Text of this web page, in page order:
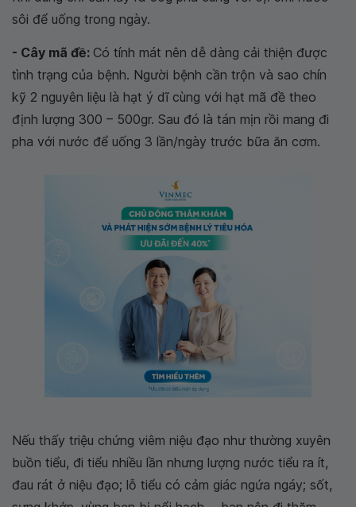
sôi để uống trong ngày.
- Cây mã đề: Có tính mát nên dễ dàng cải thiện được
tình trạng của bệnh. Người bệnh cần trộn và sao chín
kỹ 2 nguyên liệu là hạt ý dĩ cùng với hạt mã đề theo
định lượng 300 – 500gr. Sau đó là tán mịn rồi mang đi
pha với nước để uống 3 lần/ngày trước bữa ăn cơm.
Nếu thấy triệu chứng viêm niệu đạo như thường xuyên
buồn tiểu, đi tiểu nhiều lần nhưng lượng nước tiểu ra ít,
đau rát ở niệu đạo; lỗ tiểu có cảm giác ngứa ngáy; sốt,